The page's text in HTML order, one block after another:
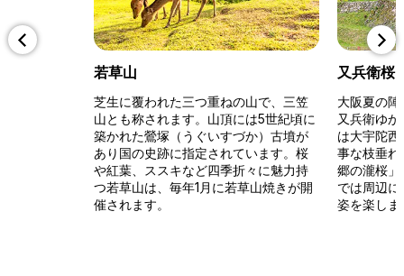
若草山
芝生に覆われた三つ重ねの山で、三笠
山とも称されます。山頂には5世紀頃に
築かれた鶯塚（うぐいすづか）古墳が
あり国の史跡に指定されています。桜
や紅葉、ススキなど四季折々に魅力持
つ若草山は、毎年1月に若草山焼きが開
催されます。
又兵衛桜
大阪夏の
又兵衛ゆ
は大宇陀
事な枝垂
郷の瀧桜
では周辺
姿を楽し